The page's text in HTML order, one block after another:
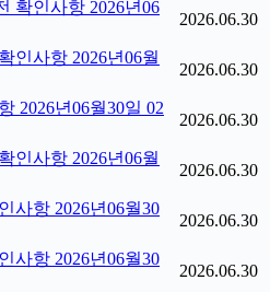
확인사항 2026년06
2026.06.30
인사항 2026년06월
2026.06.30
2026년06월30일 02
2026.06.30
인사항 2026년06월
2026.06.30
사항 2026년06월30
2026.06.30
사항 2026년06월30
2026.06.30